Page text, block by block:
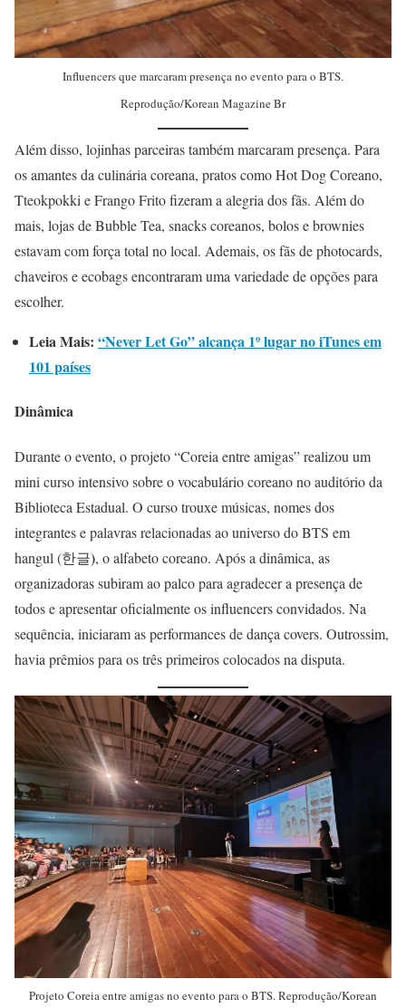
Influencers que marcaram presença no evento para o BTS.
Reprodução/Korean Magazine Br
Além disso, lojinhas parceiras também marcaram presença. Para
os amantes da culinária coreana, pratos como Hot Dog Coreano,
Tteokpokki e Frango Frito fizeram a alegria dos fãs. Além do
mais, lojas de Bubble Tea, snacks coreanos, bolos e brownies
estavam com força total no local. Ademais, os fãs de photocards,
chaveiros e ecobags encontraram uma variedade de opções para
escolher.
Leia Mais: “Never Let Go” alcança 1º lugar no iTunes em
101 países
Dinâmica
Durante o evento, o projeto “Coreia entre amigas” realizou um
mini curso intensivo sobre o vocabulário coreano no auditório da
Biblioteca Estadual. O curso trouxe músicas, nomes dos
integrantes e palavras relacionadas ao universo do BTS em
hangul (한글), o alfabeto coreano. Após a dinâmica, as
organizadoras subiram ao palco para agradecer a presença de
todos e apresentar oficialmente os influencers convidados. Na
sequência, iniciaram as performances de dança covers. Outrossim,
havia prêmios para os três primeiros colocados na disputa.
Projeto Coreia entre amigas no evento para o BTS. Reprodução/Korean